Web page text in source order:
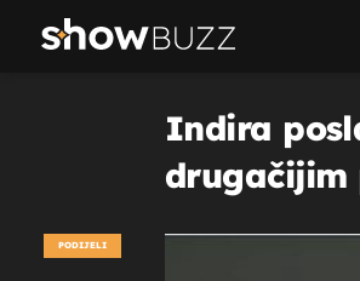
Indira
drugačijim
PODIJELI